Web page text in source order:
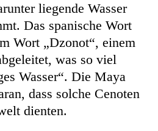
liegende Wasser
Das spanische Wort
Wort „Dzonot“, einem
was so viel
Wasser“. Die Maya
dass solche Cenoten
dienten.